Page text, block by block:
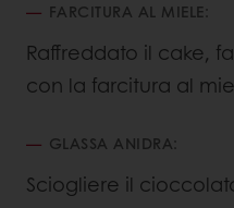
FARCITURA AL MIELE:
Raffreddato il cake,
con la farcitura al
GLASSA ANIDRA:
Sciogliere il